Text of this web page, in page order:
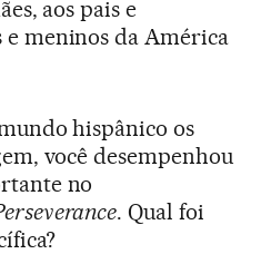
aos pais e
meninos da América
hispânico os
você desempenhou
no
. Qual foi